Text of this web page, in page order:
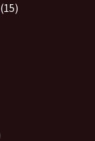
(15)